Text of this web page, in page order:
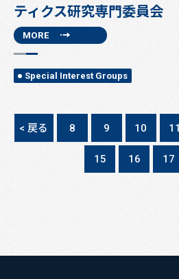
ティクス研究専門委員会
MORE
Special Interest Groups
< 戻る 8 9 10 11
15 16 17